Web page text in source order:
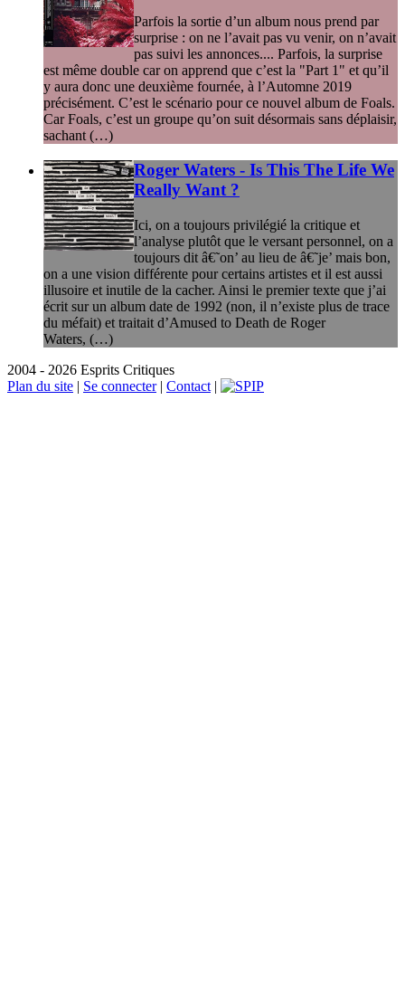
Parfois la sortie d’un album nous prend par
surprise : on ne l’avait pas vu venir, on n’avait
pas suivi les annonces.... Parfois, la surprise
est même double car on apprend que c’est la "Part 1" et qu’il
y aura donc une deuxième fournée, à l’Automne 2019
précisément. C’est le scénario pour ce nouvel album de Foals.
Car Foals, c’est un groupe qu’on suit désormais sans déplaisir,
sachant (…)
Roger Waters - Is This The Life We
Really Want ?
Ici, on a toujours privilégié la critique et
l’analyse plutôt que le versant personnel, on a
toujours dit â€˜on’ au lieu de â€˜je’ mais bon,
on a une vision différente pour certains artistes et il est aussi
illusoire et inutile de la cacher. Ainsi le premier texte que j’ai
écrit sur un album date de 1992 (non, il n’existe plus de trace
du méfait) et traitait d’Amused to Death de Roger
Waters, (…)
2004 - 2026 Esprits Critiques
Plan du site | Se connecter| Contact |